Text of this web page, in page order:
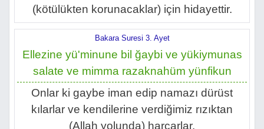
(kötülükten korunacaklar) için hidayettir.
Bakara Suresi 3. Ayet
Ellezine yü'minune bil ğaybi ve yükiymunas
salate ve mimma razaknahüm yünfikun
Onlar ki gaybe iman edip namazı dürüst
kılarlar ve kendilerine verdiğimiz rızıktan
(Allah yolunda) harcarlar.